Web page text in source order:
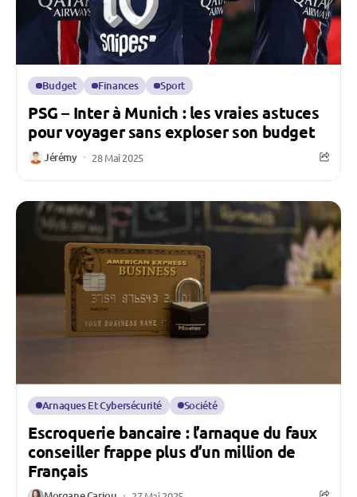
Budget Finances Sport
PSG – Inter à Munich : les vraies astuces
pour voyager sans exploser son budget
Jérémy 28 Mai 2025
Arnaques Et Cybersécurité Société
Escroquerie bancaire : l’arnaque du faux
conseiller frappe plus d’un million de
Français